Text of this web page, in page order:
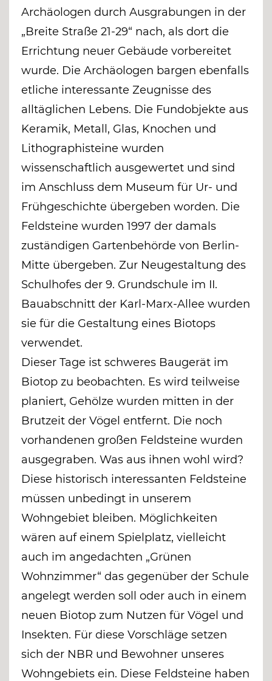
Archäologen durch Ausgrabungen in der
„Breite Straße 21-29“ nach, als dort die
Errichtung neuer Gebäude vorbereitet
wurde. Die Archäologen bargen ebenfalls
etliche interessante Zeugnisse des
alltäglichen Lebens. Die Fundobjekte aus
Keramik, Metall, Glas, Knochen und
Lithographisteine wurden
wissenschaftlich ausgewertet und sind
im Anschluss dem Museum für Ur- und
Frühgeschichte übergeben worden. Die
Feldsteine wurden 1997 der damals
zuständigen Gartenbehörde von Berlin-
Mitte übergeben. Zur Neugestaltung des
Schulhofes der 9. Grundschule im II.
Bauabschnitt der Karl-Marx-Allee wurden
sie für die Gestaltung eines Biotops
verwendet.
Dieser Tage ist schweres Baugerät im
Biotop zu beobachten. Es wird teilweise
planiert, Gehölze wurden mitten in der
Brutzeit der Vögel entfernt. Die noch
vorhandenen großen Feldsteine wurden
ausgegraben. Was aus ihnen wohl wird?
Diese historisch interessanten Feldsteine
müssen unbedingt in unserem
Wohngebiet bleiben. Möglichkeiten
wären auf einem Spielplatz, vielleicht
auch im angedachten „Grünen
Wohnzimmer“ das gegenüber der Schule
angelegt werden soll oder auch in einem
neuen Biotop zum Nutzen für Vögel und
Insekten. Für diese Vorschläge setzen
sich der NBR und Bewohner unseres
Wohngebiets ein. Diese Feldsteine haben